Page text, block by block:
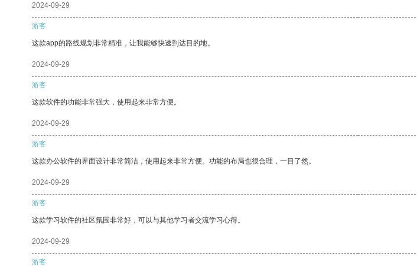
2024-09-29
游客
这款app的路线规划非常精准，让我能够快速到达目的地。
2024-09-29
游客
这款软件的功能非常强大，使用起来非常方便。
2024-09-29
游客
这款办公软件的界面设计非常简洁，使用起来非常方便。功能的布局也很合理，一目了然。
2024-09-29
游客
这款学习软件的社区氛围非常好，可以与其他学习者交流学习心得。
2024-09-29
游客